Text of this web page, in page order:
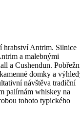
hrabství Antrim. Silnice
a malebnými
a Cushendun.
domky a
návštěva tradiční
palírnám whiskey na
tohoto typického